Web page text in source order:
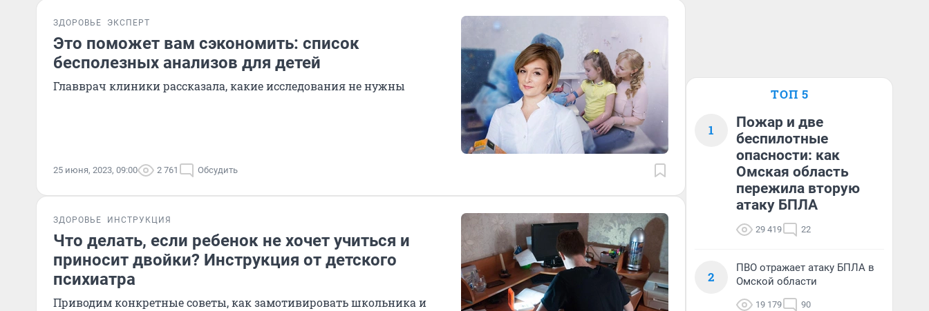
ЗДОРОВЬЕ ЭКСПЕРТ
Это поможет вам сэкономить: список
бесполезных анализов для детей
Главврач клиники рассказала, какие исследования не нужны
25 июня, 2023, 09:00 2 761 Обсудить
ЗДОРОВЬЕ ИНСТРУКЦИЯ
Что делать, если ребенок не хочет учиться и
приносит двойки? Инструкция от детского
психиатра
Приводим конкретные советы, как замотивировать школьника и
ТОП 5
1
Пожар и две
беспилотные
опасности: как
Омская область
пережила вторую
атаку БПЛА
29 419 22
2
ПВО отражает атаку БПЛА в
Омской области
19 179 90